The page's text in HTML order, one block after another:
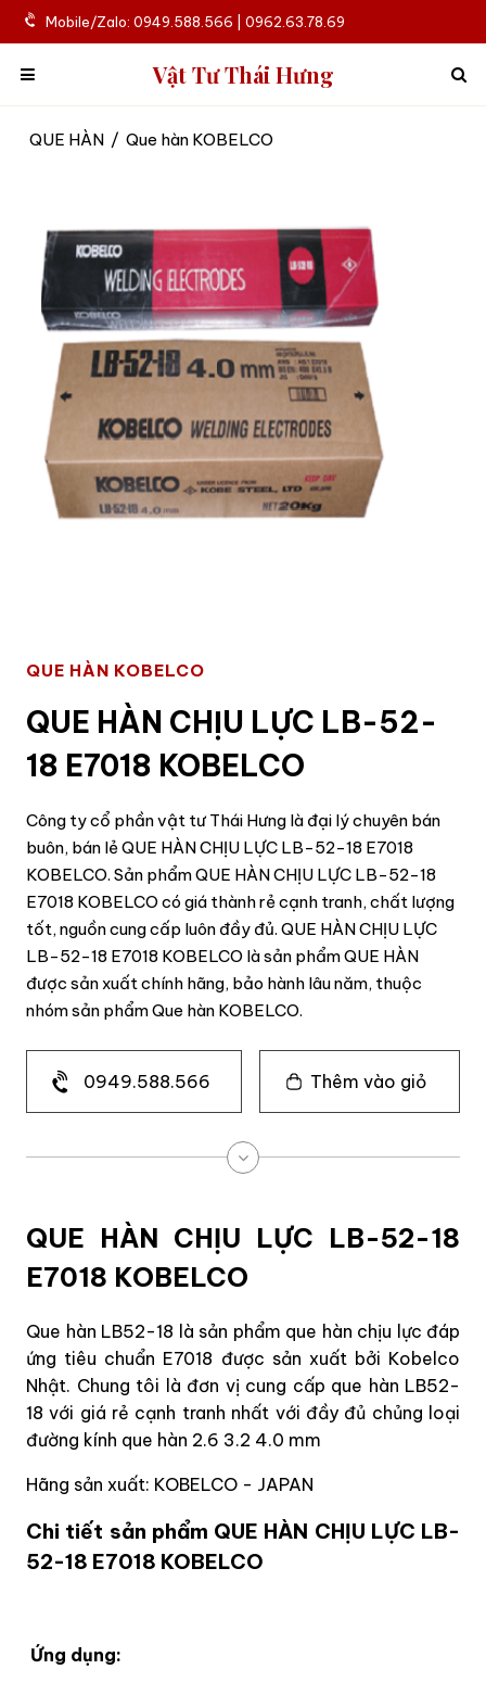
Mobile/Zalo: 0949.588.566 | 0962.63.78.69
Vật Tư Thái Hưng
QUE HÀN / Que hàn KOBELCO
QUE HÀN KOBELCO
QUE HÀN CHỊU LỰC LB-52-
18 E7018 KOBELCO
Công ty cổ phần vật tư Thái Hưng là đại lý chuyên bán
buôn, bán lẻ QUE HÀN CHỊU LỰC LB-52-18 E7018
KOBELCO. Sản phẩm QUE HÀN CHỊU LỰC LB-52-18
E7018 KOBELCO có giá thành rẻ cạnh tranh, chất lượng
tốt, nguồn cung cấp luôn đầy đủ. QUE HÀN CHỊU LỰC
LB-52-18 E7018 KOBELCO là sản phẩm QUE HÀN
được sản xuất chính hãng, bảo hành lâu năm, thuộc
nhóm sản phẩm Que hàn KOBELCO.
0949.588.566 Thêm vào giỏ
QUE HÀN CHỊU LỰC LB-52-18
E7018 KOBELCO
Que hàn LB52-18 là sản phẩm que hàn chịu lực đáp
ứng tiêu chuẩn E7018 được sản xuất bởi Kobelco
Nhật. Chung tôi là đơn vị cung cấp que hàn LB52-
18 với giá rẻ cạnh tranh nhất với đầy đủ chủng loại
đường kính que hàn 2.6 3.2 4.0 mm
Hãng sản xuất: KOBELCO - JAPAN
Chi tiết sản phẩm QUE HÀN CHỊU LỰC LB-
52-18 E7018 KOBELCO
Ứng dụng: